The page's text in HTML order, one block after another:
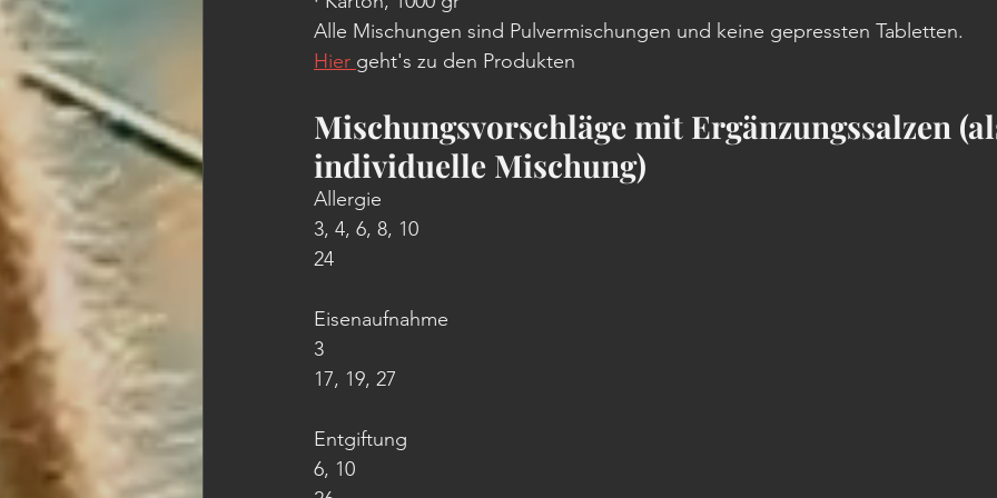
Alle Mischungen sind Pulvermischungen und keine gepressten Tabletten.
Hier geht's zu den Produkten
Mischungsvorschläge mit Ergänzungssalzen
individuelle Mischung)
Allergie
3, 4, 6, 8, 10
24
Eisenaufnahme
3
17, 19, 27
Entgiftung
6, 10